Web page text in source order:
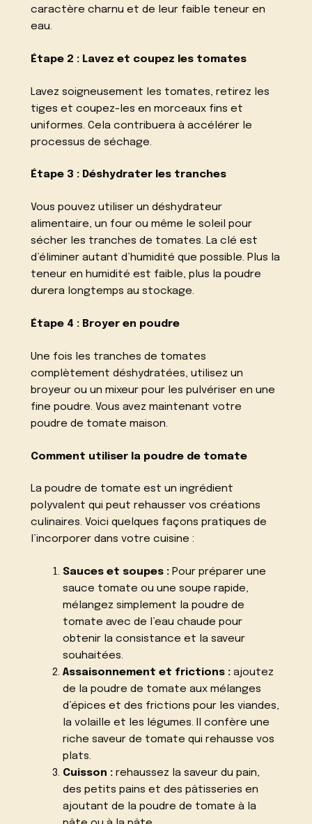
caractère charnu et de leur faible teneur en
eau.
Étape 2 : Lavez et coupez les tomates
Lavez soigneusement les tomates, retirez les
tiges et coupez-les en morceaux fins et
uniformes. Cela contribuera à accélérer le
processus de séchage.
Étape 3 : Déshydrater les tranches
Vous pouvez utiliser un déshydrateur
alimentaire, un four ou même le soleil pour
sécher les tranches de tomates. La clé est
d’éliminer autant d’humidité que possible. Plus la
teneur en humidité est faible, plus la poudre
durera longtemps au stockage.
Étape 4 : Broyer en poudre
Une fois les tranches de tomates
complètement déshydratées, utilisez un
broyeur ou un mixeur pour les pulvériser en une
fine poudre. Vous avez maintenant votre
poudre de tomate maison.
Comment utiliser la poudre de tomate
La poudre de tomate est un ingrédient
polyvalent qui peut rehausser vos créations
culinaires. Voici quelques façons pratiques de
l’incorporer dans votre cuisine :
Sauces et soupes :Pour préparer une
sauce tomate ou une soupe rapide,
mélangez simplement la poudre de
tomate avec de l’eau chaude pour
obtenir la consistance et la saveur
souhaitées.
Assaisonnement et frictions :ajoutez
de la poudre de tomate aux mélanges
d’épices et des frictions pour les viandes,
la volaille et les légumes. Il confère une
riche saveur de tomate qui rehausse vos
plats.
Cuisson :rehaussez la saveur du pain,
des petits pains et des pâtisseries en
ajoutant de la poudre de tomate à la